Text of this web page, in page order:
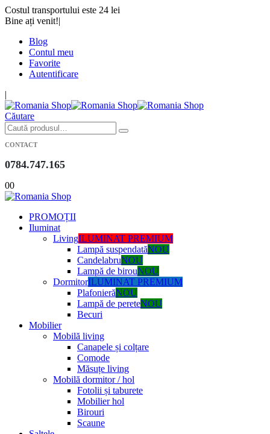
Costul transportului este 24 lei
Bine ați venit!|
Blog
Contul meu
Favorite
Autentificare
|
Căutare
CONTACT
0784.747.165
00
PROMOȚII
Iluminat
LivingILUMINAT PREMIUM
Lampă suspendatăNOU
CandelabruNOU
Lampă de birouNOU
DormitorILUMINAT PREMIUM
PlafonierăNOU
Lampă de pereteNOU
Becuri
Mobilier
Mobilă living
Canapele și colțare
Comode
Măsuțe living
Mobilă dormitor / hol
Fotolii și taburete
Mobilier hol
Birouri
Scaune